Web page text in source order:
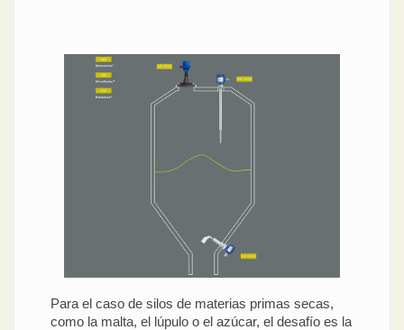
Para el caso de silos de materias primas secas,
como la malta, el lúpulo o el azúcar, el desafío es la